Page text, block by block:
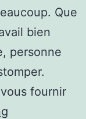
Que
bien
personne
fournir